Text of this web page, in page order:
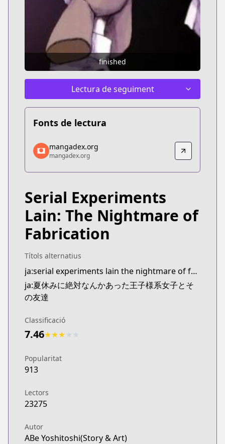
finished
Lectura de seguiment
Fonts de lectura
mangadex.org
mangadex.org
https://mangadex.org/title/bc373fdf-0838-4683-
mangadex.org
mangadex.org
Serial Experiments
Lain: The Nightmare of
Fabrication
Títols alternatius
ja:serial experiments lain the nightmare of fabrication
ja:夏休みに絶対なんかあった王子様系女子とそ
の友達
Classificació
7.46★★★
Popularitat
913
Lectors
23275
Autor
ABe Yoshitoshi(Story & Art)